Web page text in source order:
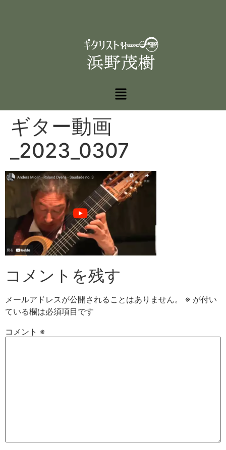
ギター動画
_2023_0307
コメントを残す
メールアドレスが公開されることはありません。 ※ が付い
ている欄は必須項目です
コメント ※